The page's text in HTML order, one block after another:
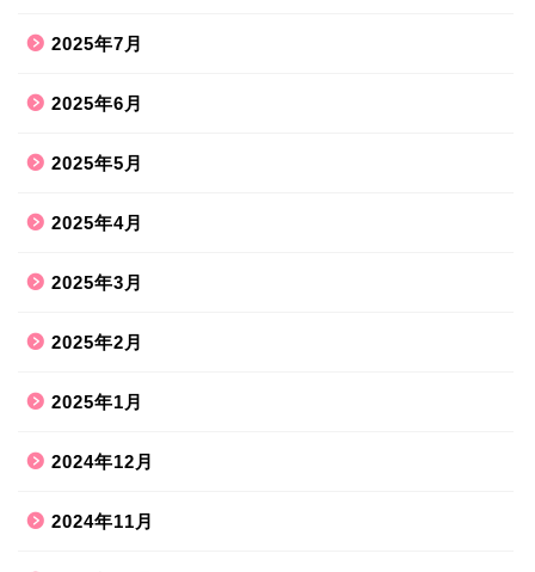
2025年7月
2025年6月
2025年5月
2025年4月
2025年3月
2025年2月
2025年1月
2024年12月
2024年11月